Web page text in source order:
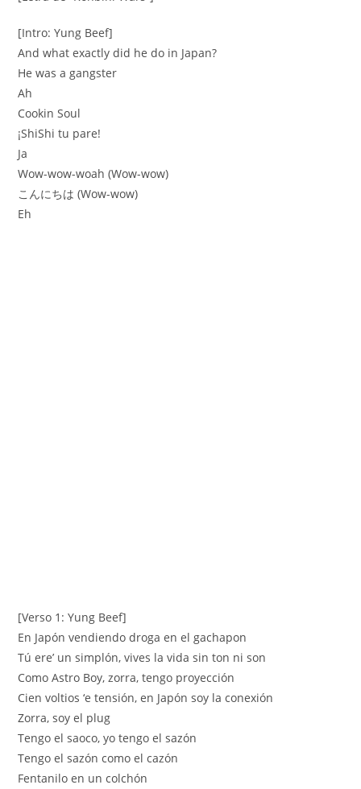
[Intro: Yung Beef]
And what exactly did he do in Japan?
He was a gangster
Ah
Cookin Soul
¡ShiShi tu pare!
Ja
Wow-wow-woah (Wow-wow)
こんにちは (Wow-wow)
Eh
[Verso 1: Yung Beef]
En Japón vendiendo droga en el gachapon
Tú ere’ un simplón, vives la vida sin ton ni son
Como Astro Boy, zorra, tengo proyección
Cien voltios ‘e tensión, en Japón soy la conexión
Zorra, soy el plug
Tengo el saoco, yo tengo el sazón
Tengo el sazón como el cazón
Fentanilo en un colchón